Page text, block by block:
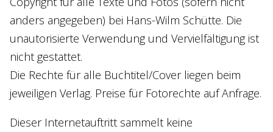
anders angegeben) bei Hans-Wilm Schütte. Die
unautorisierte Verwendung und Vervielfältigung ist
nicht gestattet.
Die Rechte für alle Buchtitel/Cover liegen beim
jeweiligen Verlag. Preise für Fotorechte auf Anfrage.
Dieser Internetauftritt sammelt keine